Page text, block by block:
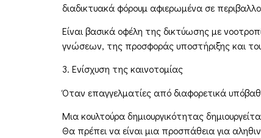
διαδικτυακά φόρουμ αφιερωμένα σε
Είναι βασικά οφέλη της δικτύωσης με
γνώσεων, της προσφοράς υποστήριξης και του
3. Ενίσχυση της καινοτομίας
Όταν επαγγελματίες από διαφορετικά
Μια κουλτούρα δημιουργικότητας
Θα πρέπει να είναι μια προσπάθεια για